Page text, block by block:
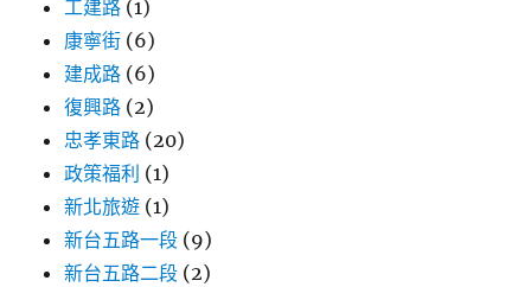
工建路 (1)
康寧街 (6)
建成路 (6)
復興路 (2)
忠孝東路 (20)
政策福利 (1)
新北旅遊 (1)
新台五路一段 (9)
新台五路二段 (2)